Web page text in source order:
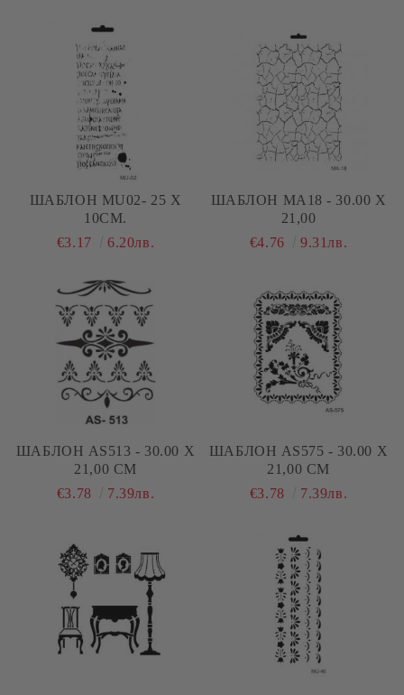
ШАБЛОН MU02- 25 Х
10СМ.
€3.17
6.20лв.
ШАБЛОН MA18 - 30.00 Х
21,00
€4.76
9.31лв.
ШАБЛОН AS513 - 30.00 Х
21,00 СМ
€3.78
7.39лв.
ШАБЛОН AS575 - 30.00 Х
21,00 СМ
€3.78
7.39лв.